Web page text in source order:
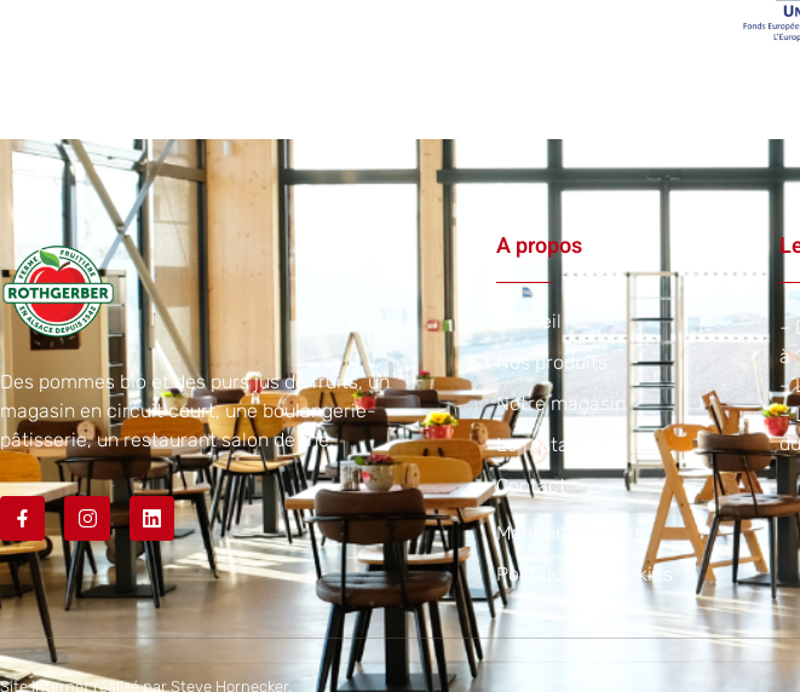
Des pommes bio et des purs jus de fruits, un
magasin en circuit court, une boulangerie-
pâtisserie, un restaurant salon de thé.
A propos
Accueil
Nos produits
Notre magasin
Le restaurant
Contact
Mentions légales
Politique de cookies
–
à
–
–
Site internet réalisé parSteve Hornecker.